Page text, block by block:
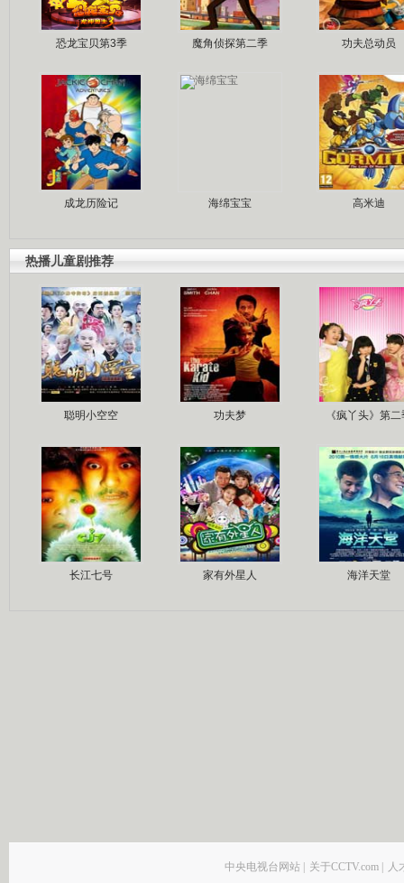
恐龙宝贝第3季 魔角侦探第二季 功夫总动员
成龙历险记 海绵宝宝 高米迪
热播儿童剧推荐
聪明小空空 功夫梦 《疯丫头》第二
长江七号 家有外星人 海洋天堂
中央电视台网站 | 关于CCTV.com | 人